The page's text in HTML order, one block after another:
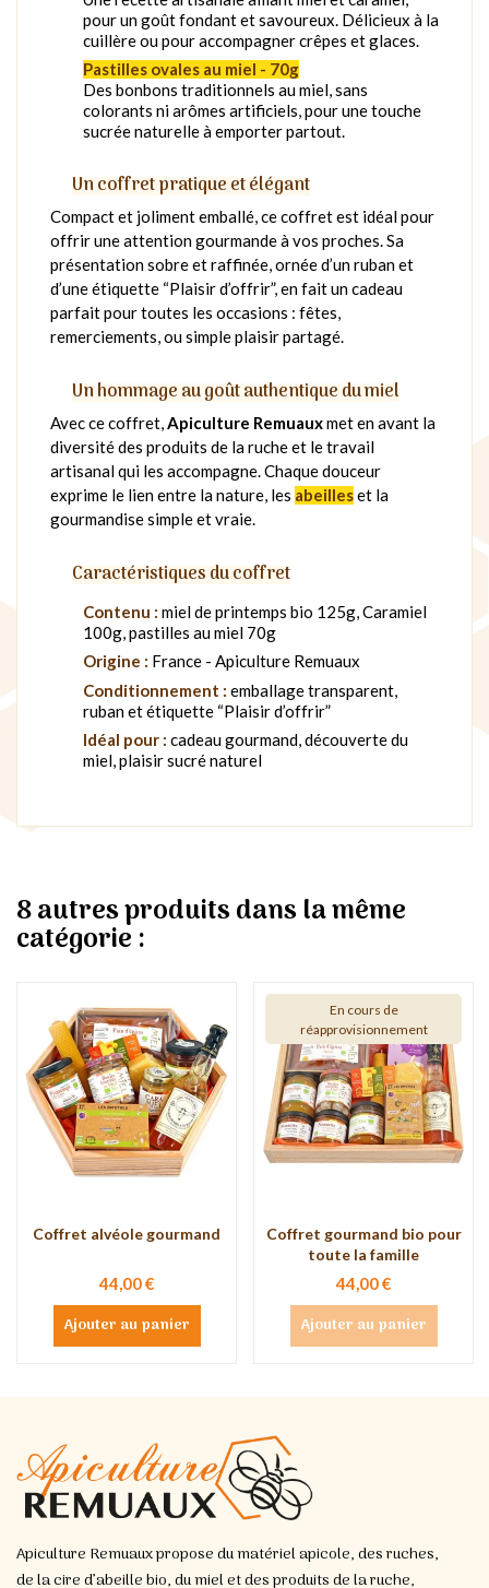
pour un goût fondant et savoureux. Délicieux à la
cuillère ou pour accompagner crêpes et glaces.
Pastilles ovales au miel - 70g
Des bonbons traditionnels au miel, sans
colorants ni arômes artificiels, pour une touche
sucrée naturelle à emporter partout.
Un coffret pratique et élégant
Compact et joliment emballé, ce coffret est idéal pour
offrir une attention gourmande à vos proches. Sa
présentation sobre et raffinée, ornée d’un ruban et
d’une étiquette “Plaisir d’offrir”, en fait un cadeau
parfait pour toutes les occasions : fêtes,
remerciements, ou simple plaisir partagé.
Un hommage au goût authentique du miel
Avec ce coffret,Apiculture Remuauxmet en avant la
diversité des produits de la ruche et le travail
artisanal qui les accompagne. Chaque douceur
exprime le lien entre la nature, les abeilleset la
gourmandise simple et vraie.
Caractéristiques du coffret
Contenu : miel de printemps bio 125g, Caramiel
100g, pastilles au miel 70g
Origine : France - Apiculture Remuaux
Conditionnement : emballage transparent,
ruban et étiquette “Plaisir d’offrir”
Idéal pour : cadeau gourmand, découverte du
miel, plaisir sucré naturel
8 autres produits dans la même
catégorie :
Coffret alvéole gourmand
44,00 €
Ajouter au panier
En cours de
réapprovisionnement
Coffret gourmand bio pour
toute la famille
44,00 €
Ajouter au panier
Apiculture Remuaux propose du matériel apicole, des ruches,
de la cire d’abeille bio, du miel et des produits de la ruche,